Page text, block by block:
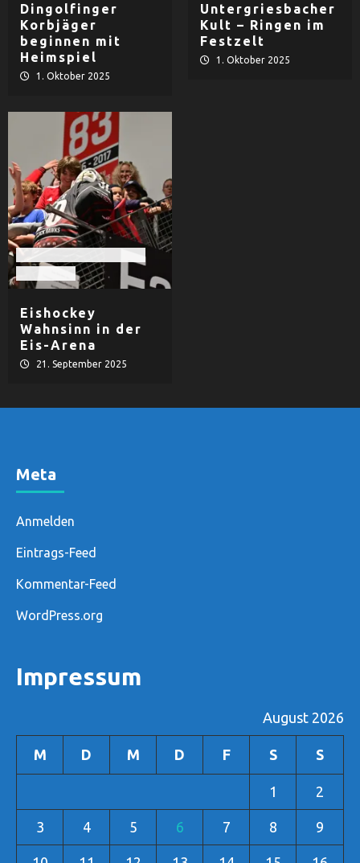
Dingolfinger
Korbjäger
beginnen mit
Heimspiel
1. Oktober 2025
Untergriesbacher
Kult – Ringen im
Festzelt
1. Oktober 2025
Eishockey
Wahnsinn in der
Eis-Arena
21. September 2025
Meta
Anmelden
Eintrags-Feed
Kommentar-Feed
WordPress.org
Impressum
August 2026
M D M D F S S
1 2
3 4 5 6 7 8 9